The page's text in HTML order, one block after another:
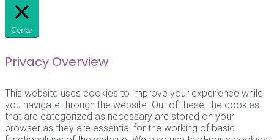
Cerrar
Privacy Overview
This website uses cookies to improve your experience while
you navigate through the website. Out of these, the cookies
that are categorized as necessary are stored on your
browser as they are essential for the working of basic